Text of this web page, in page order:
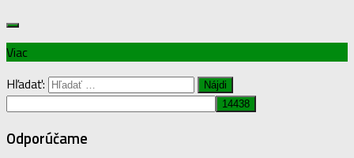
Viac
Hľadať:
Odporúčame